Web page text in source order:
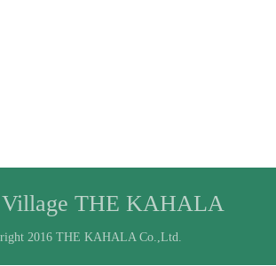
Village THE KAHALA
2016 THE KAHALA Co.,Ltd.